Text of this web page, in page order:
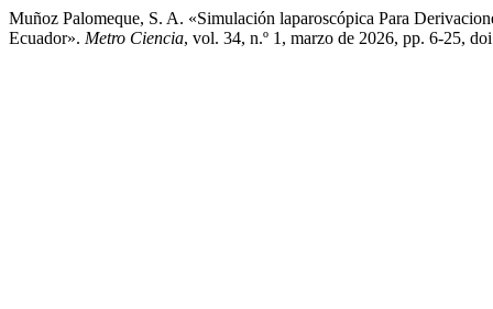
Muñoz Palomeque, S. A. «Simulación laparoscópica Para
Ecuador». Metro Ciencia, vol. 34, n.º 1, marzo de 2026, pp. 6-25,